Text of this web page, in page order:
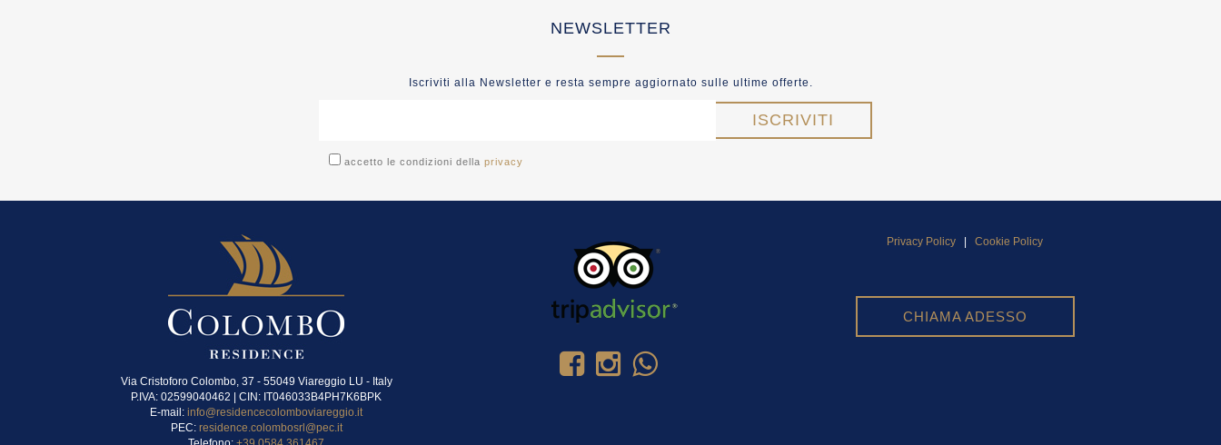
NEWSLETTER
Iscriviti alla Newsletter e resta sempre aggiornato sulle ultime offerte.
accetto le condizioni dellaprivacy
Via Cristoforo Colombo, 37 - 55049 Viareggio LU - Italy
P.IVA: 02599040462 | CIN: IT046033B4PH7K6BPK
E-mail: info@residencecolomboviareggio.it
PEC: residence.colombosrl@pec.it
Privacy Policy Cookie Policy
CHIAMA ADESSO